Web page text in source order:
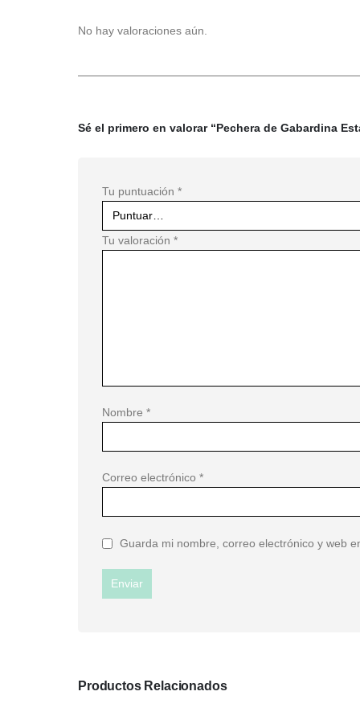
No hay valoraciones aún.
Sé el primero en valorar “Pechera de Gabardina
Tu puntuación *
Tu valoración *
Nombre *
Correo electrónico *
Guarda mi nombre, correo electrónico y web
Productos Relacionados